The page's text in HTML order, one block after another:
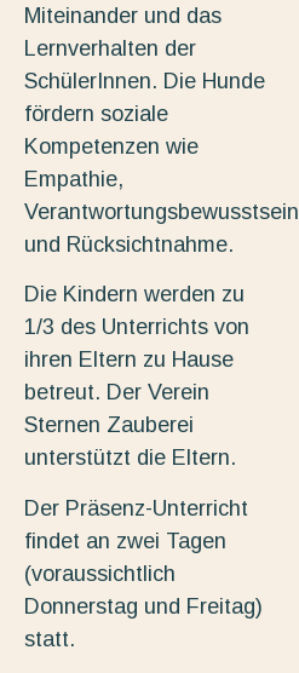
Miteinander und das
Lernverhalten der
SchülerInnen. Die Hunde
fördern soziale
Kompetenzen wie
Empathie,
Verantwortungsbewusstsein
und Rücksichtnahme.
Die Kindern werden zu
1/3 des Unterrichts von
ihren Eltern zu Hause
betreut. Der Verein
Sternen Zauberei
unterstützt die Eltern.
Der Präsenz-Unterricht
findet an zwei Tagen
(voraussichtlich
Donnerstag und Freitag)
statt.